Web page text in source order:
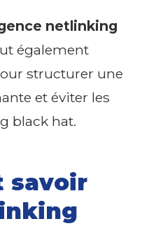
netlinking
également
structurer une
et éviter les
black hat.
savoir